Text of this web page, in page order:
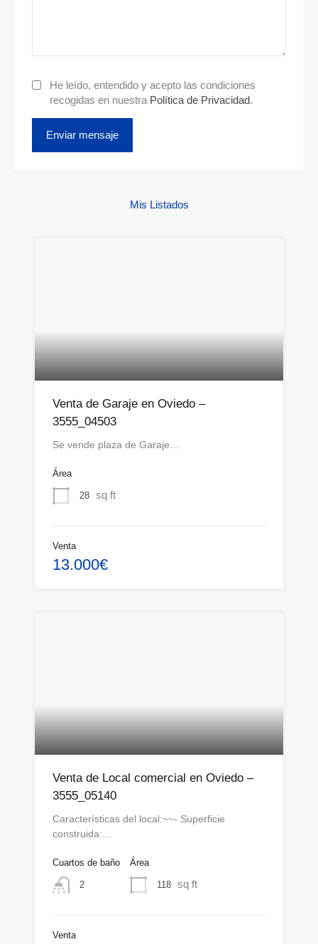
He leído, entendido y acepto las condiciones
recogidas en nuestra Política de Privacidad.
Mis Listados
Venta de Garaje en Oviedo –
3555_04503
Se vende plaza de Garaje…
Área
28 sq ft
Venta
13.000€
Venta de Local comercial en Oviedo –
3555_05140
Características del local:~~- Superficie
construida:…
Cuartos de baño
2
Área
118 sq ft
Venta